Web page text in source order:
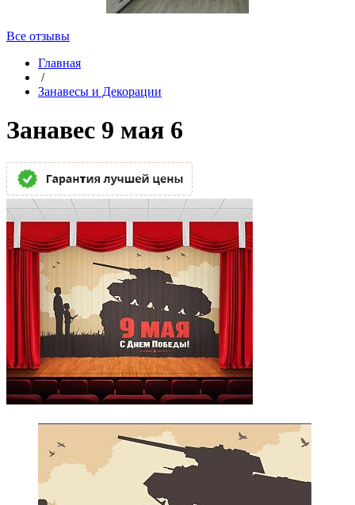
Все отзывы
Главная
/
Занавесы и Декорации
Занавес 9 мая 6